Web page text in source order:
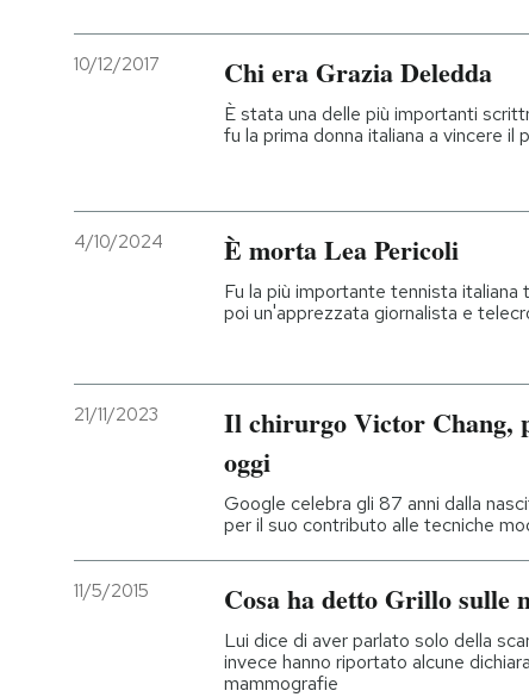
10/12/2017 Chi era Grazia Deledda
È stata una delle più importanti
fu la prima donna italiana a vincere il
4/10/2024 È morta Lea Pericoli
Fu la più importante tennista
poi un'apprezzata giornalista e
21/11/2023
Il chirurgo Victor Chang,
oggi
Google celebra gli 87 anni dalla
per il suo contributo alle tecniche
11/5/2015 Cosa ha detto Grillo sulle
Lui dice di aver parlato solo della
invece hanno riportato alcune
mammografie